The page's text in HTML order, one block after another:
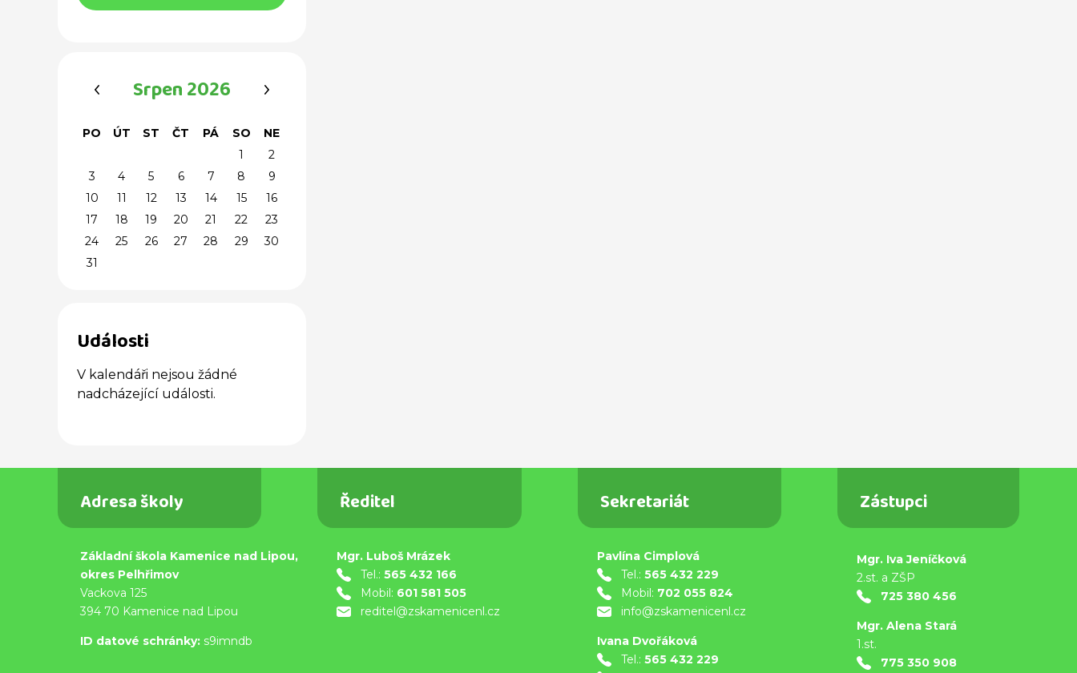
Srpen 2026
PO ÚT ST ČT PÁ SO
NE
1
2
3
4 5 6 7 8
9
10
11 12 13 14 15
16
17
18 19 20 21 22
23
24
25 26 27 28 29
30
31
Události
V kalendáři nejsou žádné
nadcházející události.
Adresa školy
Základní škola Kamenice nad Lipou,
okres Pelhřimov
Vackova 125
394 70 Kamenice nad Lipou
ID datové schránky: s9imndb
Ředitel
Mgr. Luboš Mrázek
Tel.:565 432 166
Mobil: 601 581 505
reditel@zskamenicenl.cz
Sekretariát
Pavlína Cimplová
Tel.: 565 432 229
Mobil: 702 055 824
info@zskamenicenl.cz
Ivana Dvořáková
Tel.: 565 432 229
Zástupci
Mgr. Iva Jeníčková
2.st. a ZŠP
725 380 456
Mgr. Alena Stará
1.st.
775 350 908